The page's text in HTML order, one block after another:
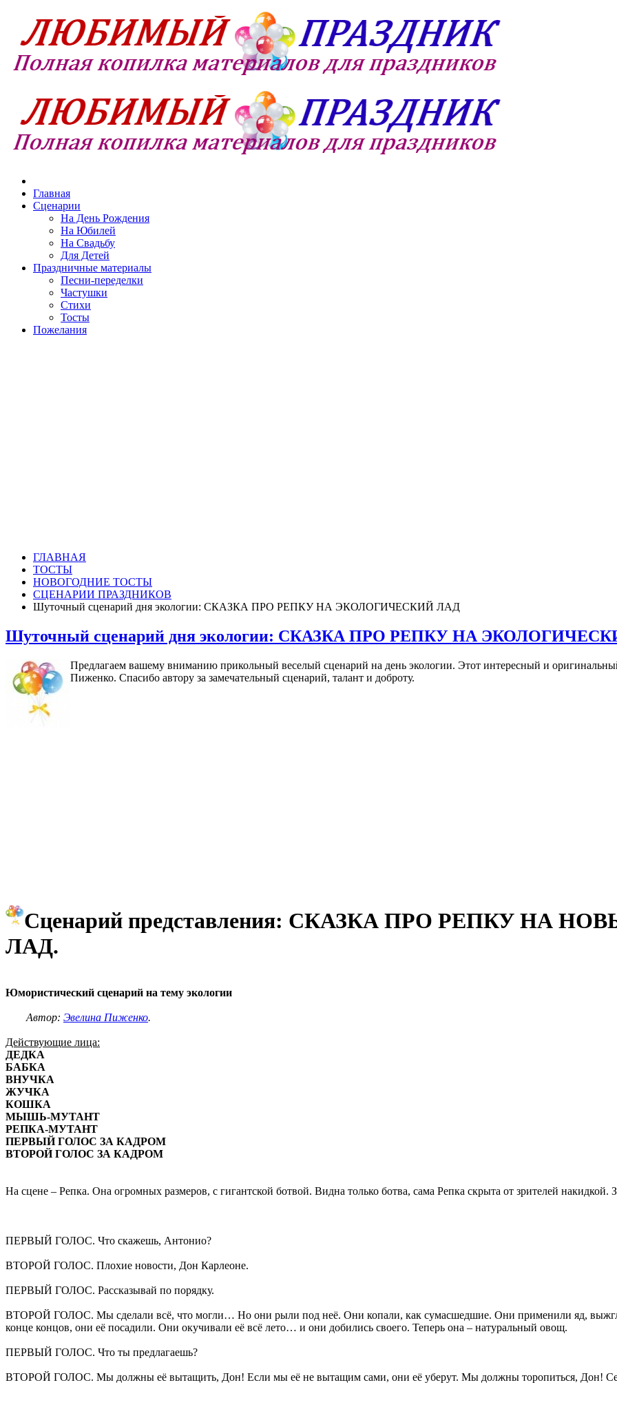
Главная
Сценарии
На День Рождения
На Юбилей
На Свадьбу
Для Детей
Праздничные материалы
Песни-переделки
Частушки
Стихи
Тосты
Пожелания
ГЛАВНАЯ
ТОСТЫ
НОВОГОДНИЕ ТОСТЫ
СЦЕНАРИИ ПРАЗДНИКОВ
Шуточный сценарий дня экологии: СКАЗКА ПРО РЕПКУ НА ЭКОЛОГИЧЕСКИЙ ЛАД
Шуточный сценарий дня экологии: СКАЗКА ПРО РЕПКУ НА
Предлагаем вашему вниманию прикольный веселый сценарий на день экологии. Этот интересный и
Пиженко. Спасибо автору за замечательный сценарий, талант и доброту.
Сценарий представления: СКАЗКА ПРО РЕПКУ НА
ЛАД.
Юмористический сценарий на тему экологии
Автор: Эвелина Пиженко.
Действующие лица:
ДЕДКА
БАБКА
ВНУЧКА
ЖУЧКА
КОШКА
МЫШЬ-МУТАНТ
РЕПКА-МУТАНТ
ПЕРВЫЙ ГОЛОС ЗА КАДРОМ
ВТОРОЙ ГОЛОС ЗА КАДРОМ
На сцене – Репка. Она огромных размеров, с гигантской ботвой. Видна только ботва, сама Репка скрыта от зрителей
ПЕРВЫЙ ГОЛОС. Что скажешь, Антонио?
ВТОРОЙ ГОЛОС. Плохие новости, Дон Карлеоне.
ПЕРВЫЙ ГОЛОС. Рассказывай по порядку.
ВТОРОЙ ГОЛОС. Мы сделали всё, что могли… Но они рыли под неё. Они копали, как сумасшедшие. Они применили яд,
конце концов, они её посадили. Они окучивали её всё лето… и они добились своего. Теперь она – натуральный овощ.
ПЕРВЫЙ ГОЛОС. Что ты предлагаешь?
ВТОРОЙ ГОЛОС. Мы должны её вытащить, Дон! Если мы её не вытащим сами, они её уберут. Мы должны торопиться, Дон!